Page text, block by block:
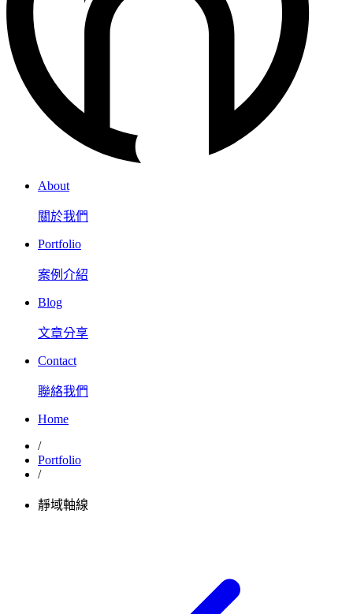
About
關於我們
Portfolio
案例介紹
Blog
文章分享
Contact
聯絡我們
Home
/
Portfolio
/
靜域軸線